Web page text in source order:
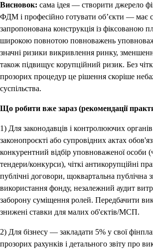
Висновок: сама ідея — створити джерело
ФДМ і професійно готувати об’єкти — має
запропонована конструкція із фіксованою
широкою повнотою повноважень
значні ризики викривлення ринку,
також підвищує корупційний ризик. Без
прозорих процедур це рішення скоріше
суспільства.
Що робити вже зараз (рекомендації
1) Для законодавців і контролюючих
законопроєкті або супровідних актах
конкурентний відбір уповноваженої особи
тендери/конкурси), чіткі антикорупційні
публічні договори, щоквартальна публічна
використання фонду, незалежний аудит
заборону суміщення ролей. Передбачити
знижені ставки для малих об'єктів/МСП.
2) Для бізнесу — закладати 5% у свої
прозорих рахунків і детального звіту про